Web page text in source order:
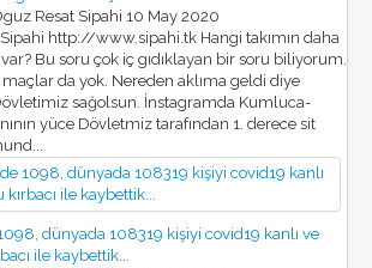
Resat Sipahi 10 May 2020
http://www.sipahi.tk Hangi takımın daha
Bu soru çok iç gıdıklayan bir soru biliyorum.
maçlar da yok. Nereden aklıma geldi diye
sağolsun. İnstagramda Kumluca-
yüce Dövletmiz tarafından 1. derece sit
dünyada 108319 kişiyi covid19 kanlı ve
ile kaybettik...